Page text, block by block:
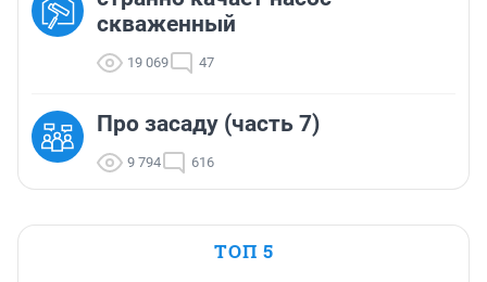
скваженный
19 069 47
Про засаду (часть 7)
9 794 616
ТОП 5